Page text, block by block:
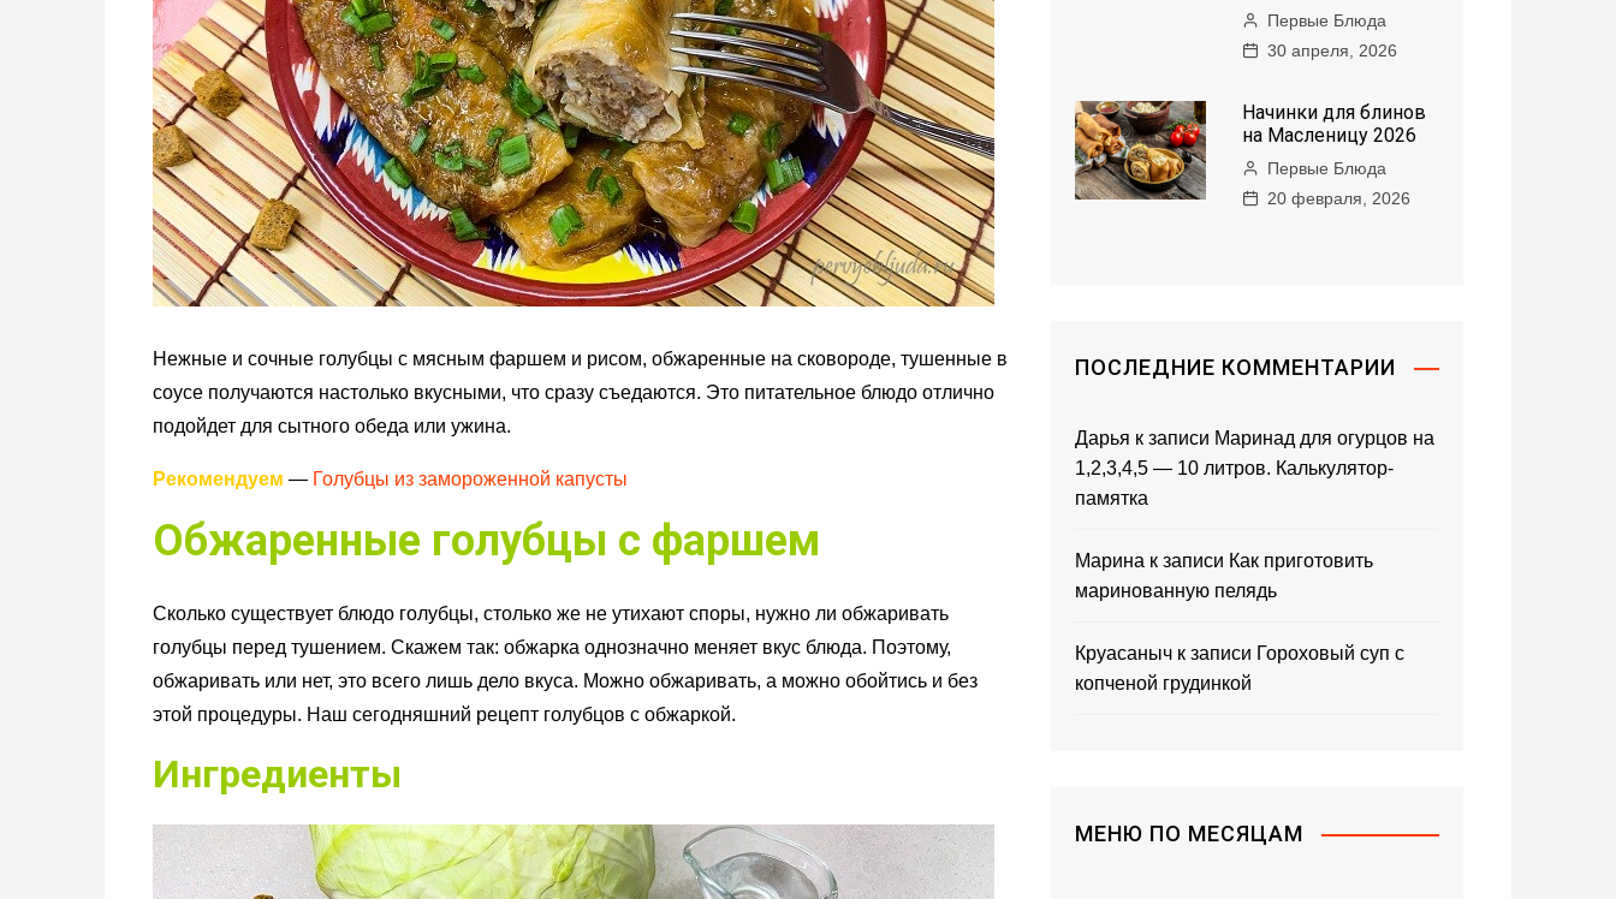
Нежные и сочные голубцы с мясным фаршем и рисом, обжаренные на сковороде, тушенные в
соусе получаются настолько вкусными, что сразу съедаются. Это питательное блюдо отлично
подойдет для сытного обеда или ужина.
Рекомендуем — Голубцы из замороженной капусты
Обжаренные голубцы с фаршем
Сколько существует блюдо голубцы, столько же не утихают споры, нужно ли обжаривать
голубцы перед тушением. Скажем так: обжарка однозначно меняет вкус блюда. Поэтому,
обжаривать или нет, это всего лишь дело вкуса. Можно обжаривать, а можно обойтись и без
этой процедуры. Наш сегодняшний рецепт голубцов с обжаркой.
Ингредиенты
Первые Блюда
30 апреля, 2026
Начинки для блинов
на Масленицу 2026
Первые Блюда
20 февраля, 2026
ПОСЛЕДНИЕ КОММЕНТАРИИ
Дарья к записи Маринад для огурцов на
1,2,3,4,5 — 10 литров. Калькулятор-
памятка
Марина к записи Как приготовить
маринованную пелядь
Круасанычк записи Гороховый суп с
копченой грудинкой
МЕНЮ ПО МЕСЯЦАМ